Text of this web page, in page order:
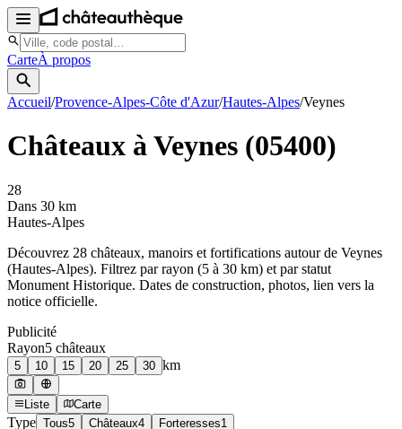
CarteÀ propos
Accueil/Provence-Alpes-Côte d'Azur/Hautes-Alpes/Veynes
Châteaux àVeynes (05400)
28
Dans 30 km
Hautes-Alpes
Découvrez 28 châteaux, manoirs et fortifications autour de Veynes
(Hautes-Alpes). Filtrez par rayon (5 à 30 km) et par statut
Monument Historique. Dates de construction, photos, lien vers la
notice officielle.
Publicité
Rayon5 châteaux
5 10 15 20 25 30 km
Liste Carte
Type Tous5 Châteaux4 Forteresses1